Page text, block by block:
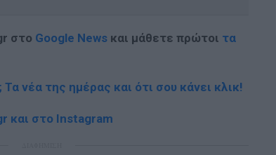
στο Google News και μάθετε πρώτοι τα
νέα της ημέρας και ότι σου κάνει κλικ!
και στο Instagram